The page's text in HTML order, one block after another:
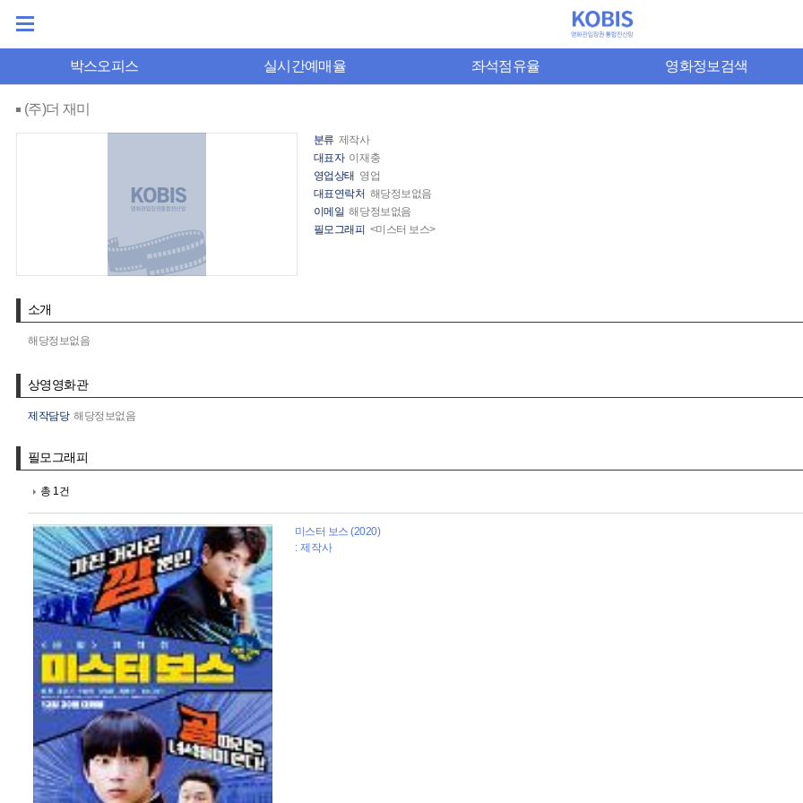
박스오피스 실시간예매율 좌석점유율 영화정보검색
(주)더 재미
분류 제작사
대표자 이재충
영업상태 영업
대표연락처 해당정보없음
이메일 해당정보없음
필모그래피 <미스터 보스>
소개
해당정보없음
상영영화관
제작담당 해당정보없음
필모그래피
총 1건
미스터 보스 (2020)
: 제작사